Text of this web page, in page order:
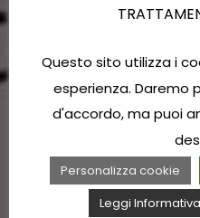
Questo sito utilizza i
esperienza. Daremo
d'accordo, ma puoi
Personalizza cookie
Leggi Informativa